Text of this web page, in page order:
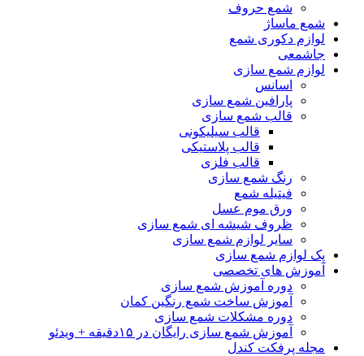
شمع حروف
شمع ماساژ
لوازم دکوری شمع
جاشمعی
لوازم شمع سازی
اسانس
پارافین شمع سازی
قالب شمع سازی
قالب سیلیکونی
قالب پلاستیکی
قالب فلزی
رنگ شمع سازی
فیتیله شمع
ورق موم عسل
ظروف شیشه ای شمع سازی
سایر لوازم شمع سازی
پک لوازم شمع سازی
آموزش های تخصصی
دوره آموزش شمع سازی
آموزش ساخت شمع رنگین کمان
دوره مشکلات شمع سازی
آموزش شمع سازی رایگان در ۱۵دقیقه + ویدئو
مجله پرفکت کندل